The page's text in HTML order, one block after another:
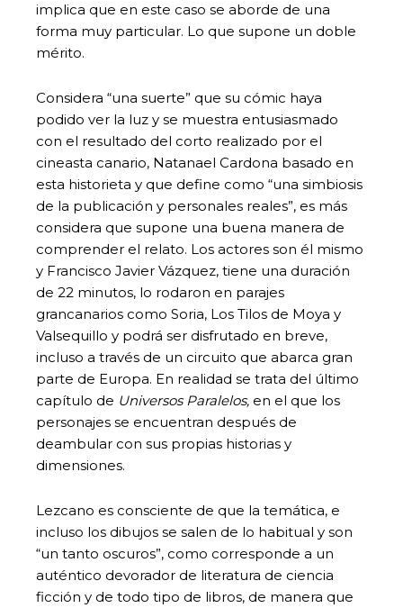
implica que en este caso se aborde de una
forma muy particular. Lo que supone un doble
mérito.
Considera “una suerte” que su cómic haya
podido ver la luz y se muestra entusiasmado
con el resultado del corto realizado por el
cineasta canario, Natanael Cardona basado en
esta historieta y que define como “una simbiosis
de la publicación y personales reales”, es más
considera que supone una buena manera de
comprender el relato. Los actores son él mismo
y Francisco Javier Vázquez, tiene una duración
de 22 minutos, lo rodaron en parajes
grancanarios como Soria, Los Tilos de Moya y
Valsequillo y podrá ser disfrutado en breve,
incluso a través de un circuito que abarca gran
parte de Europa. En realidad se trata del último
capítulo de Universos Paralelos, en el que los
personajes se encuentran después de
deambular con sus propias historias y
dimensiones.
Lezcano es consciente de que la temática, e
incluso los dibujos se salen de lo habitual y son
“un tanto oscuros”, como corresponde a un
auténtico devorador de literatura de ciencia
ficción y de todo tipo de libros, de manera que